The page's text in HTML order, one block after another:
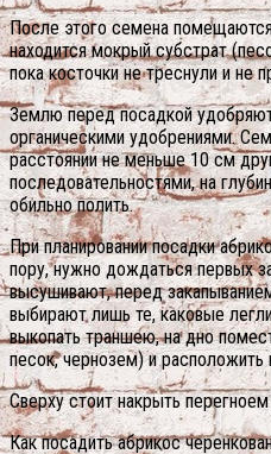
После этого семена
находится мокрый субстрат
пока косточки не треснули и не
Землю перед посадкой
органическими удобрениями.
расстоянии не меньше 10 см
последовательностями, на
обильно полить.
При планировании посадки
пору, нужно дождаться первых
высушивают, перед
выбирают лишь те, каковые
выкопать траншею, на дно
песок, чернозем) и расположить
Сверху стоит накрыть
Как посадить абрикос